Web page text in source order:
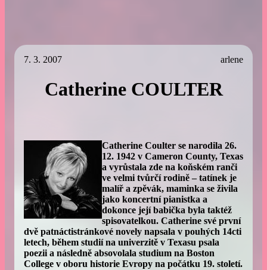
7. 3. 2007 arlene
Catherine COULTER
Catherine Coulter se narodila 26.
12. 1942 v Cameron County, Texas
a vyrůstala zde na koňském ranči
ve velmi tvůrčí rodině – tatínek je
malíř a zpěvák, maminka se živila
jako koncertní pianistka a
dokonce její babička byla taktéž
spisovatelkou. Catherine své první
dvě patnáctistránkové novely napsala v pouhých 14cti
letech, během studií na univerzitě v Texasu psala
poezii a následně absovolala studium na Boston
College v oboru historie Evropy na počátku 19. století.